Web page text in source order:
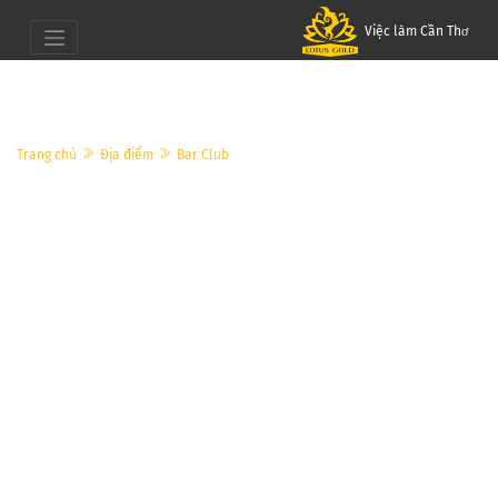
Việc làm Cần Thơ
Trang chủ Địa điểm Bar Club